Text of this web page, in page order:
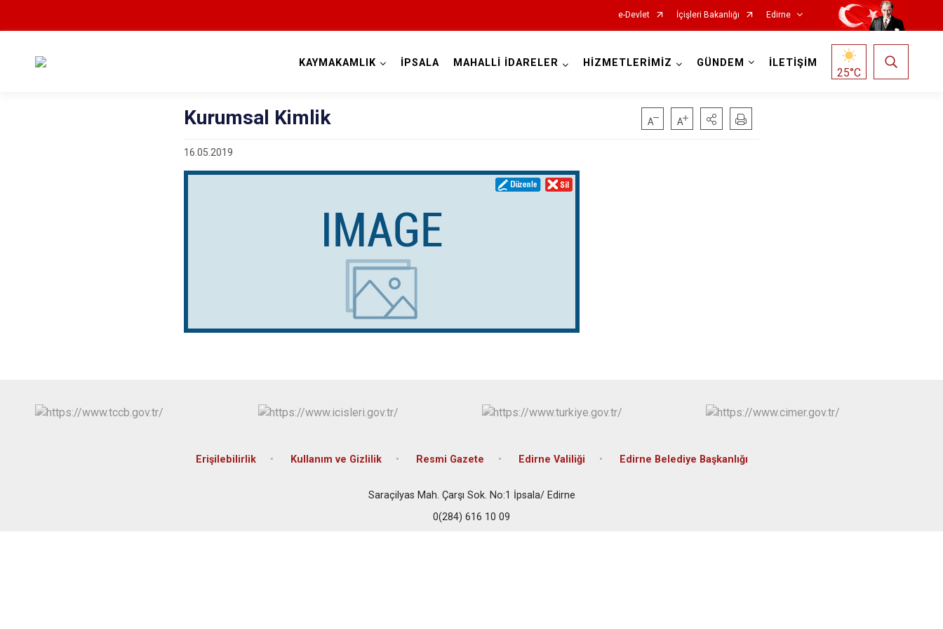
e-Devlet İçişleri Bakanlığı Edirne
Meriç
KAYMAKAMLIK İPSALA MAHALLİ İDARELER HİZMETLERİMİZ GÜNDEM İLETİŞİM
25°C
Kurumsal Kimlik
16.05.2019
Erişilebilirlik Kullanım ve Gizlilik Resmi Gazete Edirne Valiliği Edirne Belediye Başkanlığı
Saraçilyas Mah. Çarşı Sok. No:1 İpsala/ Edirne
0(284) 616 10 09